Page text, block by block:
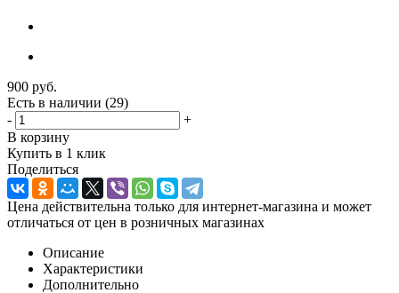
900 руб.
Есть в наличии (29)
-
+
В корзину
Купить в 1 клик
Поделиться
Цена действительна только для интернет-магазина и может
отличаться от цен в розничных магазинах
Описание
Характеристики
Дополнительно